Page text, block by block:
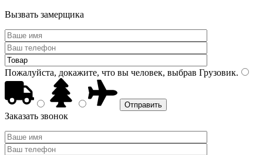
Вызвать замерщика
Пожалуйста, докажите, что вы человек, выбрав Грузовик.
Заказать звонок